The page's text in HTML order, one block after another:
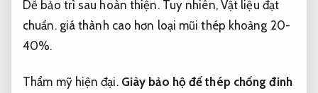
Dễ bảo trì sau hoàn thiện.Tuy nhiên, Vật liệu đạt
chuẩn.giá thành cao hơn loại mũi thép khoảng 20-
40%.
Thẩm mỹ hiện đại. Giày bảo hộ đế thép chống đinh